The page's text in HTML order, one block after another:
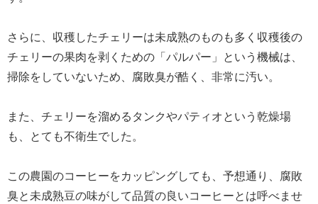
さらに、収穫したチェリーは未成熟のものも多く収穫後の
チェリーの果肉を剥くための「パルパー」という機械は、
掃除をしていないため、腐敗臭が酷く、非常に汚い。
また、チェリーを溜めるタンクやパティオという乾燥場
も、とても不衛生でした。
この農園のコーヒーをカッピングしても、予想通り、腐敗
臭と未成熟豆の味がして品質の良いコーヒーとは呼べませ